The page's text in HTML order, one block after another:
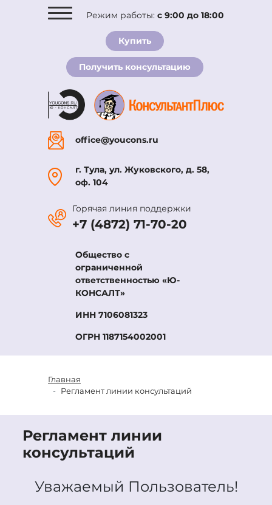
Услуги
Новости
Вакансии
Контакты
Режим работы: с 9:00 до 18:00
Купить
Получить консультацию
office@youcons.ru
г. Тула, ул. Жуковского, д. 58,
оф. 104
Горячая линия поддержки
+7 (4872) 71-70-20
Общество с
ограниченной
ответственностью «Ю-
КОНСАЛТ»
ИНН 7106081323
ОГРН 1187154002001
Главная
Регламент линии консультаций
Регламент линии
консультаций
Уважаемый Пользователь!